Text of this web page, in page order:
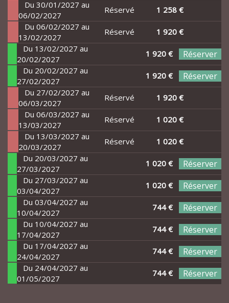
Du 30/01/2027 au
06/02/2027
Réservé
1 258 €
Du 06/02/2027 au
13/02/2027
Réservé
1 920 €
Du 13/02/2027 au
20/02/2027
1 920 € Réserver
Du 20/02/2027 au
27/02/2027
1 920 € Réserver
Du 27/02/2027 au
06/03/2027
Réservé
1 920 €
Du 06/03/2027 au
13/03/2027
Réservé
1 020 €
Du 13/03/2027 au
20/03/2027
Réservé
1 020 €
Du 20/03/2027 au
27/03/2027
1 020 € Réserver
Du 27/03/2027 au
03/04/2027
1 020 € Réserver
Du 03/04/2027 au
10/04/2027
744 € Réserver
Du 10/04/2027 au
17/04/2027
744 € Réserver
Du 17/04/2027 au
24/04/2027
744 € Réserver
Du 24/04/2027 au
01/05/2027
744 € Réserver